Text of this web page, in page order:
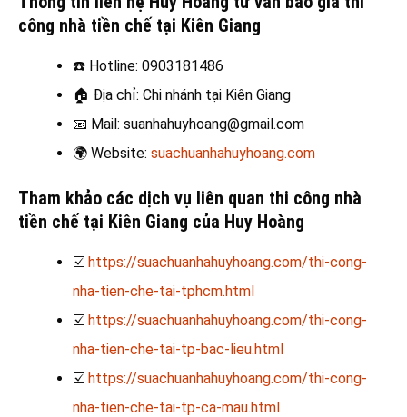
công nhà tiền chế tại Kiên Giang
☎️ Hotline: 0903181486
🏠 Địa chỉ: Chi nhánh tại Kiên Giang
📧 Mail: suanhahuyhoang@gmail.com
🌍 Website: suachuanhahuyhoang.com
Tham khảo các dịch vụ liên quan thi công nhà
tiền chế tại Kiên Giang của Huy Hoàng
☑️ https://suachuanhahuyhoang.com/thi-cong-
nha-tien-che-tai-tphcm.html
☑️ https://suachuanhahuyhoang.com/thi-cong-
nha-tien-che-tai-tp-bac-lieu.html
☑️ https://suachuanhahuyhoang.com/thi-cong-
nha-tien-che-tai-tp-ca-mau.html